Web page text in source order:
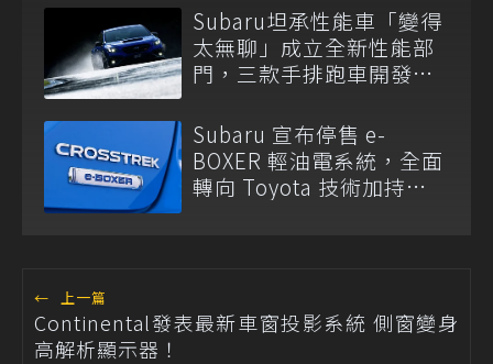
Subaru坦承性能車「變得
太無聊」成立全新性能部
門，三款手排跑車開發
Subaru 宣布停售 e-
BOXER 輕油電系統，全面
轉向 Toyota 技術加持
← 上一篇
Continental發表最新車窗投影系統 側窗變身
高解析顯示器！